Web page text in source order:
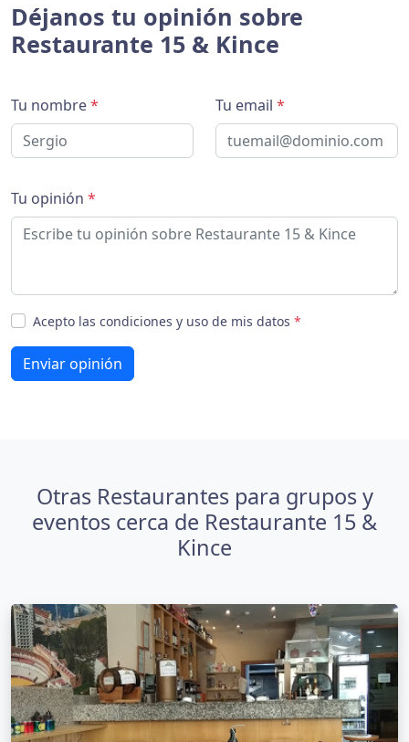
Déjanos tu opinión sobre
Restaurante 15 & Kince
Tu nombre* Tu email *
Tu opinión *
Acepto las condiciones y uso de mis datos *
Enviar opinión
Otras Restaurantes para grupos y
eventos cerca de Restaurante 15 &
Kince